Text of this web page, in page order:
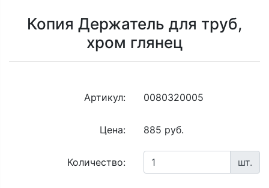
Копия Держатель для труб,
хром глянец
Артикул: 0080320005
Цена: 885 руб.
Количество: шт.